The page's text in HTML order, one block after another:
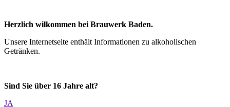
Herzlich wilkommen bei Brauwerk Baden.
Unsere Internetseite enthält Informationen zu alkoholischen
Getränken.
Sind Sie über 16 Jahre alt?
JA